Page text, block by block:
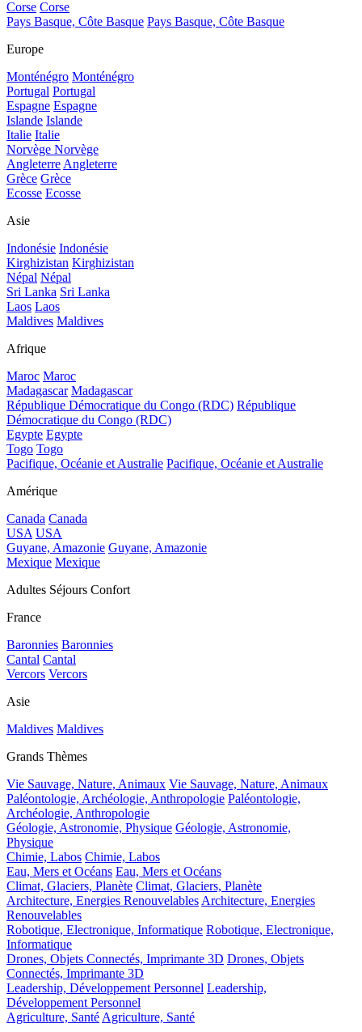
Corse Corse
Pays Basque, Côte Basque Pays Basque, Côte Basque
Europe
Monténégro Monténégro
Portugal Portugal
Espagne Espagne
Islande Islande
Italie Italie
Norvège Norvège
AngleterreAngleterre
Grèce Grèce
Ecosse Ecosse
Asie
Indonésie Indonésie
Kirghizistan Kirghizistan
Népal Népal
Sri Lanka Sri Lanka
Laos Laos
Maldives Maldives
Afrique
Maroc Maroc
Madagascar Madagascar
République Démocratique du Congo (RDC) République
Démocratique du Congo (RDC)
Egypte Egypte
Togo Togo
Pacifique, Océanie et Australie Pacifique, Océanie et Australie
Amérique
Canada Canada
USA USA
Guyane, Amazonie Guyane, Amazonie
Mexique Mexique
Adultes Séjours Confort
France
Baronnies Baronnies
Cantal Cantal
Vercors Vercors
Asie
Maldives Maldives
Grands Thèmes
Vie Sauvage, Nature, Animaux Vie Sauvage, Nature, Animaux
Paléontologie, Archéologie, Anthropologie Paléontologie,
Archéologie, Anthropologie
Géologie, Astronomie, Physique Géologie, Astronomie,
Physique
Chimie, Labos Chimie, Labos
Eau, Mers et Océans Eau, Mers et Océans
Climat, Glaciers, Planète Climat, Glaciers, Planète
Architecture, Energies RenouvelablesArchitecture, Energies
Renouvelables
Robotique, Electronique, Informatique Robotique, Electronique,
Informatique
Drones, Objets Connectés, Imprimante 3D Drones, Objets
Connectés, Imprimante 3D
Leadership, Développement Personnel Leadership,
Développement Personnel
Agriculture, SantéAgriculture, Santé